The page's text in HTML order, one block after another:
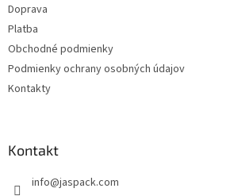
Doprava
Platba
Obchodné podmienky
Podmienky ochrany osobných údajov
Kontakty
Kontakt
info@jaspack.com